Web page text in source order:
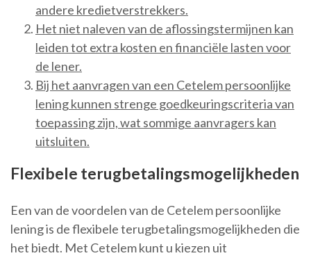
andere kredietverstrekkers.
Het niet naleven van de aflossingstermijnen kan
leiden tot extra kosten en financiële lasten voor
de lener.
Bij het aanvragen van een Cetelem persoonlijke
lening kunnen strenge goedkeuringscriteria van
toepassing zijn, wat sommige aanvragers kan
uitsluiten.
Flexibele terugbetalingsmogelijkheden
Een van de voordelen van de Cetelem persoonlijke
lening is de flexibele terugbetalingsmogelijkheden die
het biedt. Met Cetelem kunt u kiezen uit